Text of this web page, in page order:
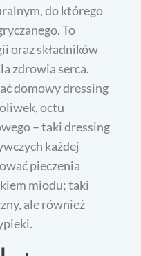
do którego
To
oraz składników
zdrowia serca.
domowy dressing
octu
– taki dressing
każdej
pieczenia
miodu; taki
ale również